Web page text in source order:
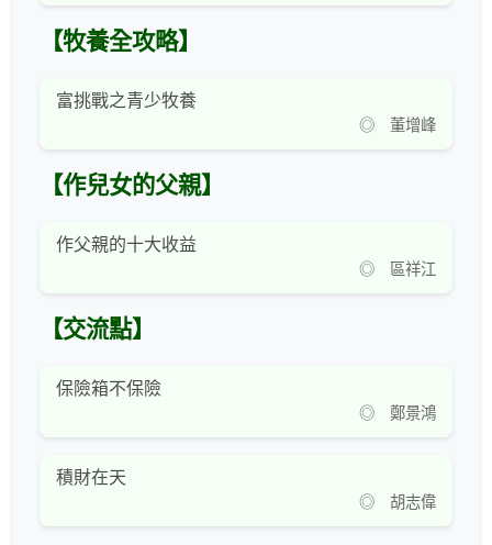
【牧養全攻略】
富挑戰之青少牧養
◎ 董增峰
【作兒女的父親】
作父親的十大收益
◎ 區祥江
【交流點】
保險箱不保險
◎ 鄭景鴻
積財在天
◎ 胡志偉